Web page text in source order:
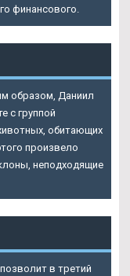
финансового.
образом, Даниил
с группой
обитающих
произвело
неподходящие
в третий